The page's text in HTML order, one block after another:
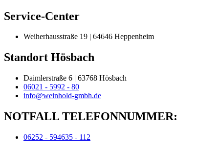
Service-Center
Weiherhausstraße 19 | 64646 Heppenheim
Standort Hösbach
Daimlerstraße 6 | 63768 Hösbach
06021 - 5992 - 80
info@weinhold-gmbh.de
NOTFALL TELEFONNUMMER:
06252 - 594635 - 112